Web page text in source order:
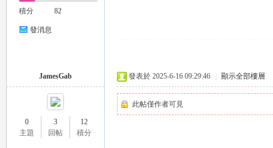
積分 82
發消息
JamesGab
0
主題
3
回帖
12
積分
發表於 2025-6-16 09:29:46 顯示全部樓層
此帖僅作者可見